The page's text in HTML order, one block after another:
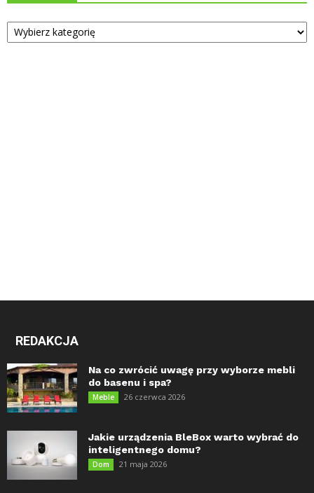
Kategorie
REDAKCJA
Na co zwrócić uwagę przy wyborze mebli
do basenu i spa?
Meble 26 czerwca 2026
Jakie urządzenia BleBox warto wybrać do
inteligentnego domu?
Dom 21 maja 2026